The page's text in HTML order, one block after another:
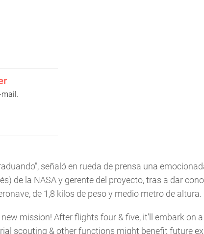
mail.
señaló en rueda de prensa una
de la NASA y gerente del proyecto, tras a dar
de 1,8 kilos de peso y medio metro de altura.
new mission! After flights four & five, it'll embark on
scouting & other functions might benefit future